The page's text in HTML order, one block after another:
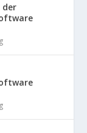
der